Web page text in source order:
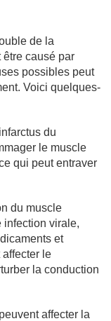
de la
causé par
possibles peut
Voici quelques-
du
le muscle
qui peut entraver
du muscle
infection virale,
et
affecter le
la conduction
affecter la